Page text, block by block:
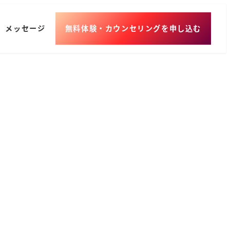
メッセージ 無料体験・カウンセリングを申し込む